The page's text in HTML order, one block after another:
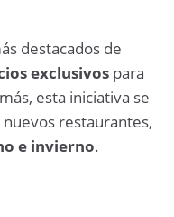
destacados de
exclusivos para
esta iniciativa se
restaurantes,
e invierno.